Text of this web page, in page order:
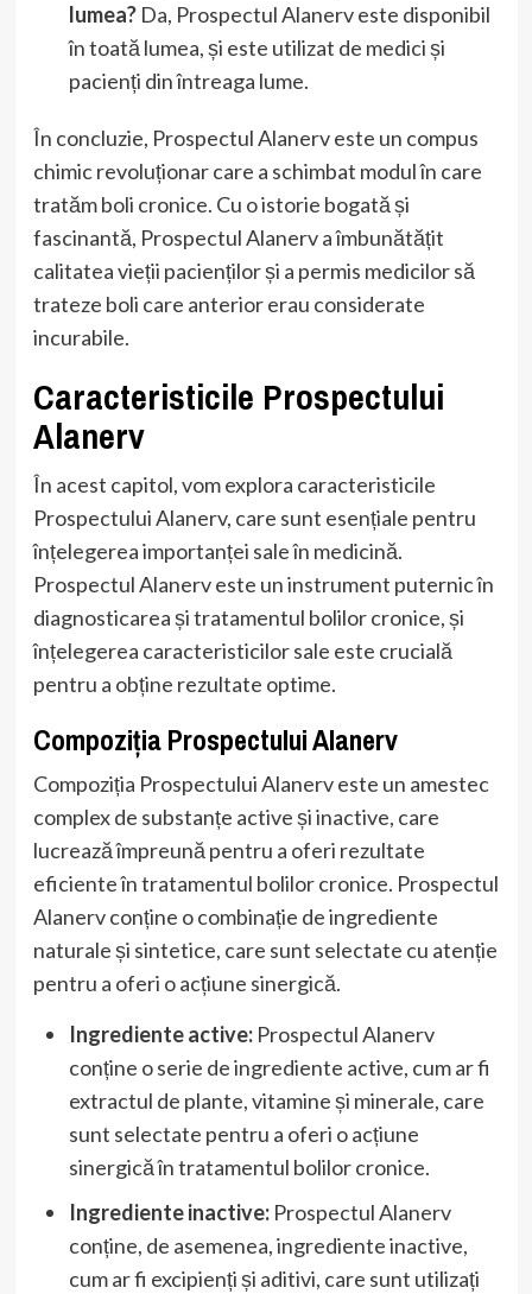
lumea?Da, Prospectul Alanerv este disponibil
în toată lumea, și este utilizat de medici și
pacienți din întreaga lume.
În concluzie, Prospectul Alanerv este un compus
chimic revoluționar care a schimbat modul în care
tratăm boli cronice. Cu o istorie bogată și
fascinantă, Prospectul Alanerv a îmbunătățit
calitatea vieții pacienților și a permis medicilor să
trateze boli care anterior erau considerate
incurabile.
Caracteristicile Prospectului
Alanerv
În acest capitol, vom explora caracteristicile
Prospectului Alanerv, care sunt esențiale pentru
înțelegerea importanței sale în medicină.
Prospectul Alanerv este un instrument puternic în
diagnosticarea și tratamentul bolilor cronice, și
înțelegerea caracteristicilor sale este crucială
pentru a obține rezultate optime.
Compoziția Prospectului Alanerv
Compoziția Prospectului Alanerv este un amestec
complex de substanțe active și inactive, care
lucrează împreună pentru a oferi rezultate
eficiente în tratamentul bolilor cronice. Prospectul
Alanerv conține o combinație de ingrediente
naturale și sintetice, care sunt selectate cu atenție
pentru a oferi o acțiune sinergică.
Ingrediente active:Prospectul Alanerv
conține o serie de ingrediente active, cum ar fi
extractul de plante, vitamine și minerale, care
sunt selectate pentru a oferi o acțiune
sinergică în tratamentul bolilor cronice.
Ingrediente inactive:Prospectul Alanerv
conține, de asemenea, ingrediente inactive,
cum ar fi excipienți și aditivi, care sunt utilizați